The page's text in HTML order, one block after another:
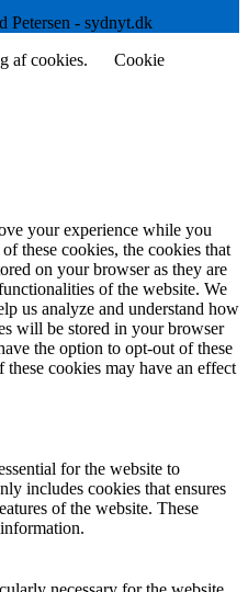
Petersen - sydnyt.dk
af cookies.
Cookie
your experience while you
these cookies, the cookies that
on your browser as they are
of the website. We
us analyze and understand how
will be stored in your browser
the option to opt-out of these
cookies may have an effect
for the website to
includes cookies that ensures
of the website. These